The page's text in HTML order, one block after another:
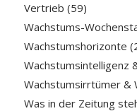
Vertrieb (59)
Wachstums-
Wachstumshorizonte
Wachstumsintelligenz
Wachstumsirrtümer &
Was in der Zeitung